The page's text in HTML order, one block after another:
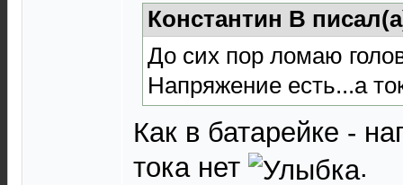
Константин В
До сих пор ломаю
Напряжение есть...а
Как в батарейке -
тока нет
.